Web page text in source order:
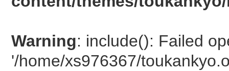
Warning: include(): Failed
'/home/xs976367/